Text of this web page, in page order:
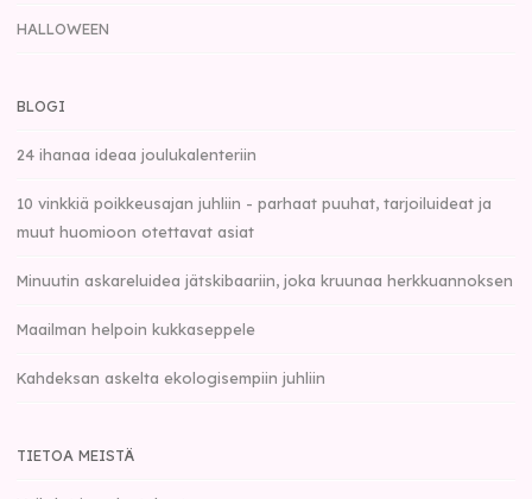
HALLOWEEN
BLOGI
24 ihanaa ideaa joulukalenteriin
10 vinkkiä poikkeusajan juhliin - parhaat puuhat, tarjoiluideat ja
muut huomioon otettavat asiat
Minuutin askareluidea jätskibaariin, joka kruunaa herkkuannoksen
Maailman helpoin kukkaseppele
Kahdeksan askelta ekologisempiin juhliin
TIETOA MEISTÄ